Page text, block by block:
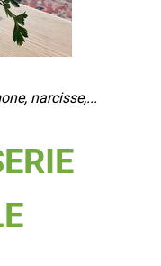
narcisse,...